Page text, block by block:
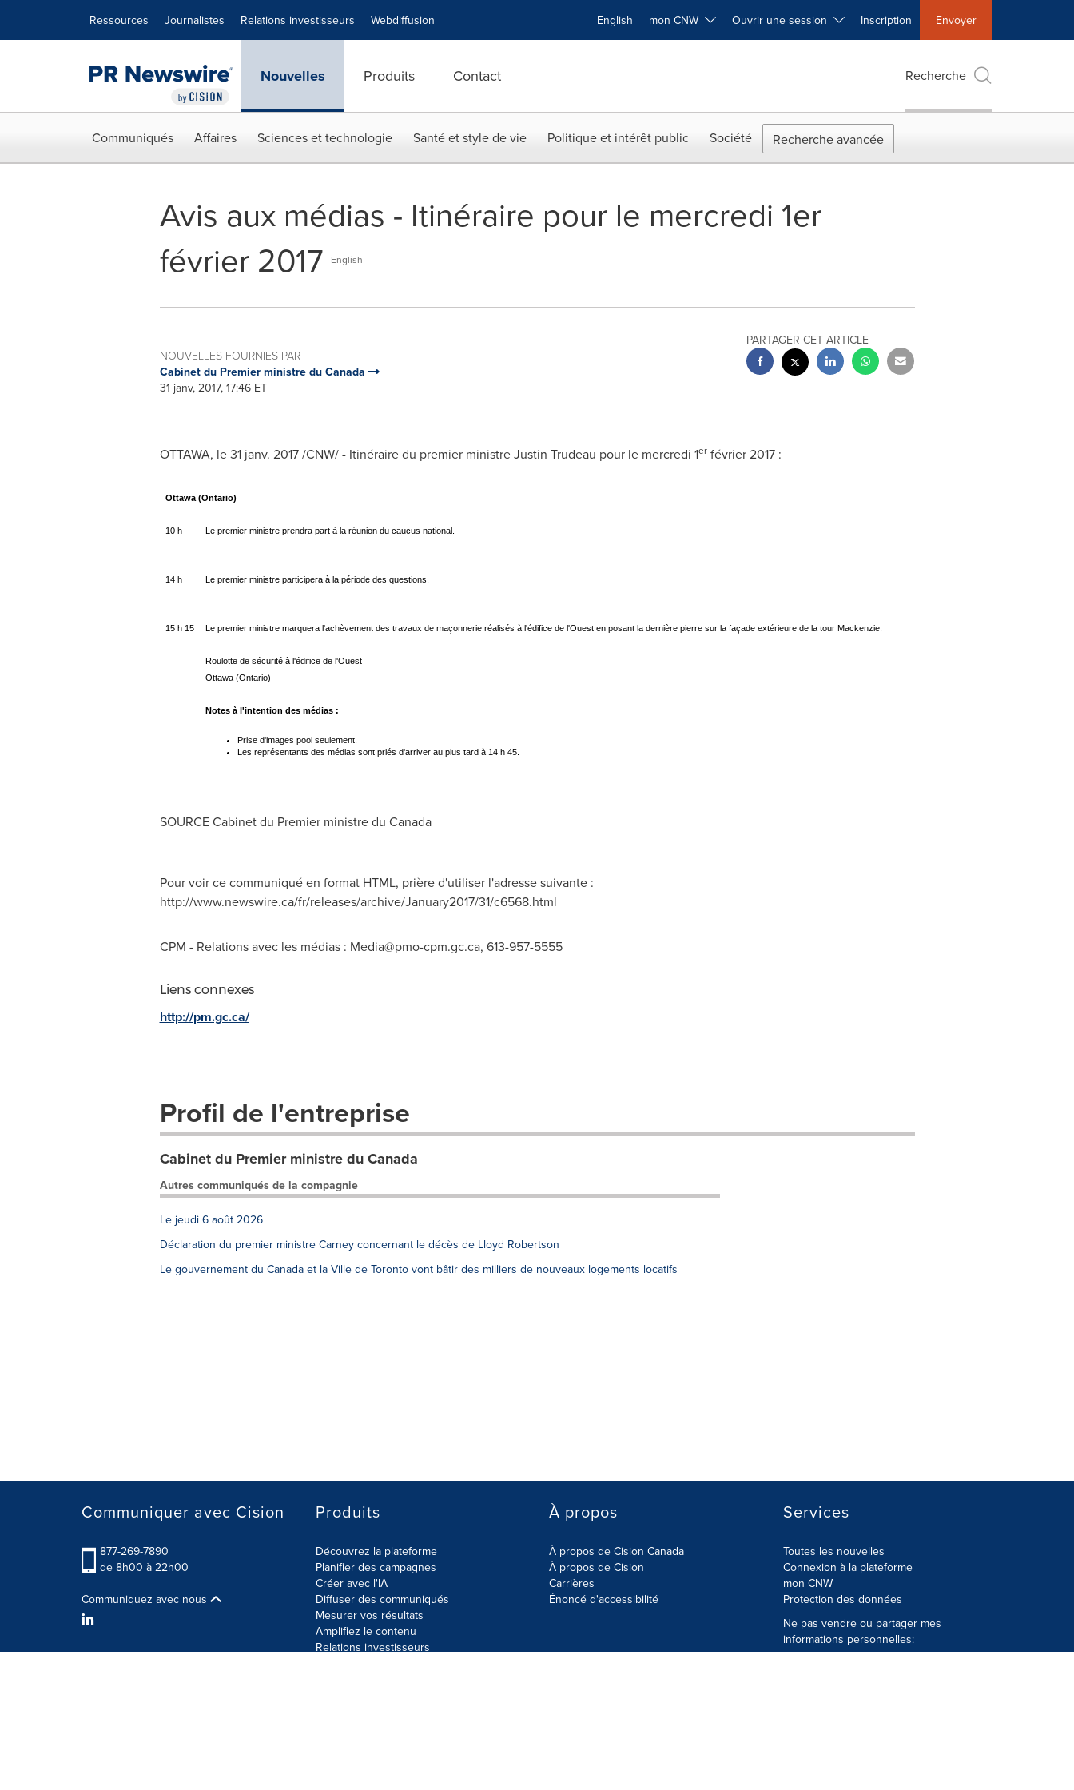
Ressources Journalistes Relations investisseurs Webdiffusion English mon CNW Ouvrir une session Inscription Envoyer
Nouvelles Produits Contact Recherche
Communiqués Affaires Sciences et technologie Santé et style de vie Politique et intérêt public Société Recherche avancée
Avis aux médias - Itinéraire pour le mercredi 1er
février 2017
English
NOUVELLES FOURNIES PAR
Cabinet du Premier ministre du Canada
31 janv, 2017, 17:46 ET
PARTAGER CET ARTICLE
OTTAWA, le 31 janv. 2017 /CNW/ - Itinéraire du premier ministreJustin Trudeau pour le mercredi 1erfévrier 2017 :
Ottawa (Ontario)
10 h Le premier ministre prendra part à la réunion du caucus national.
14 h Le premier ministre participera à la période des questions.
15 h 15 Le premier ministre marquera l'achèvement des travaux de maçonnerie réalisés à l'édifice de l'Ouest en posant la dernière pierre sur la façade extérieure de la tour Mackenzie.
Roulotte de sécurité à l'édifice de l'Ouest
Ottawa (Ontario)
Notes à l'intention des médias :
Prise d'images pool seulement.
Les représentants des médias sont priés d'arriver au plus tard à 14 h 45.
SOURCE Cabinet du Premier ministre du Canada
Pour voir ce communiqué en format HTML, prière d'utiliser l'adresse suivante :
http://www.newswire.ca/fr/releases/archive/January2017/31/c6568.html
CPM - Relations avec les médias : Media@pmo-cpm.gc.ca, 613-957-5555
Liens connexes
http://pm.gc.ca/
Profil de l'entreprise
Cabinet du Premier ministre du Canada
Autres communiqués de la compagnie
Le jeudi 6 août 2026
Déclaration du premier ministre Carney concernant le décès de Lloyd Robertson
Le gouvernement du Canada et la Ville de Toronto vont bâtir des milliers de nouveaux logements locatifs
Communiquer avec Cision
877-269-7890
de 8h00 à 22h00
Communiquez avec nous
Produits
Découvrez la plateforme
Planifier des campagnes
Créer avec l'IA
Diffuser des communiqués
Mesurer vos résultats
Amplifiez le contenu
Relations investisseurs
À propos
À propos de Cision Canada
À propos de Cision
Carrières
Énoncé d'accessibilité
Services
Toutes les nouvelles
Connexion à la plateforme
mon CNW
Protection des données
Ne pas vendre ou partager mes
informations personnelles: